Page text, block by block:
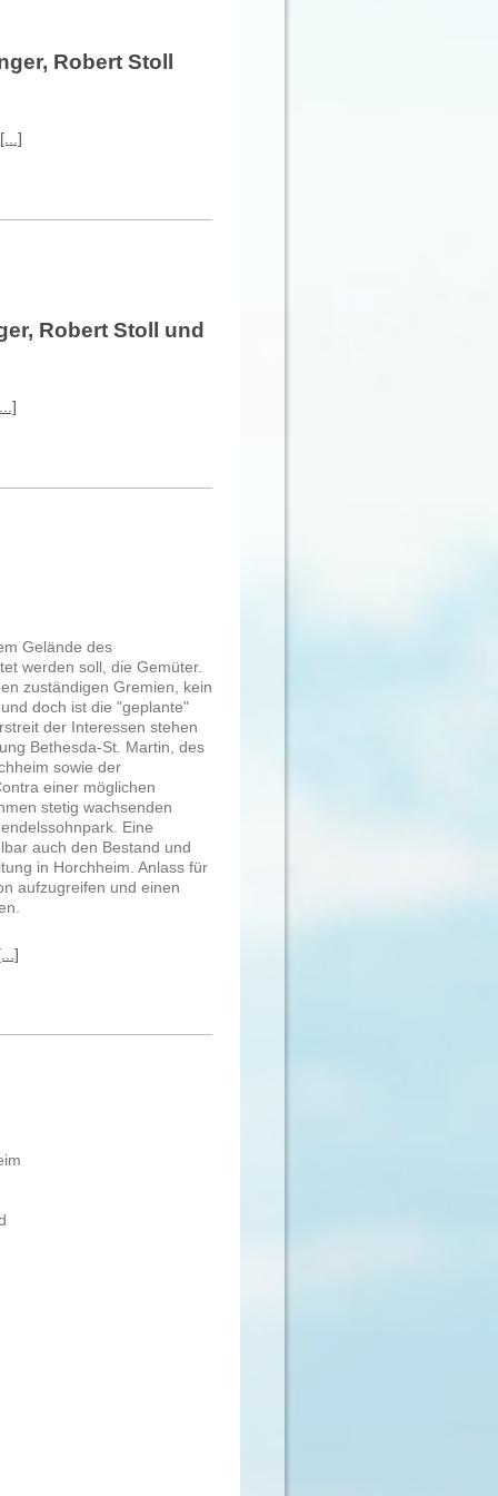
Robert Stoll
Robert Stoll und
Gelände des
werden soll, die Gemüter.
zuständigen Gremien, kein
doch ist die "geplante"
der Interessen stehen
Bethesda-St. Martin, des
sowie der
einer möglichen
stetig wachsenden
Eine
auch den Bestand und
in Horchheim. Anlass für
aufzugreifen und einen